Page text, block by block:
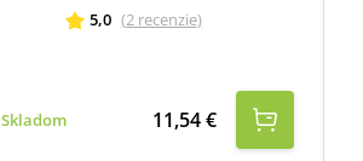
5,0 (2 recenzie)
Skladom 11,54 €